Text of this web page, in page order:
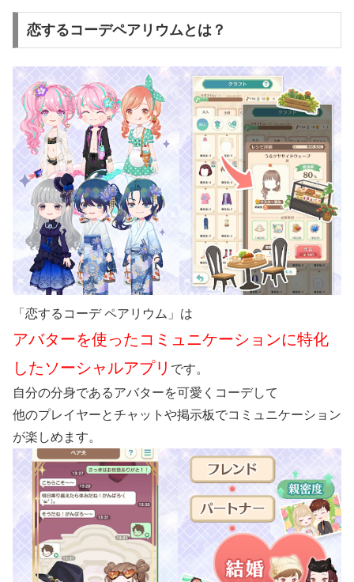
恋するコーデペアリウムとは？
「恋するコーデ ペアリウム」は
アバターを使ったコミュニケーションに特化
したソーシャルアプリ です。
自分の分身であるアバターを可愛くコーデして
他のプレイヤーとチャットや掲示板でコミュニケーション
が楽しめます。